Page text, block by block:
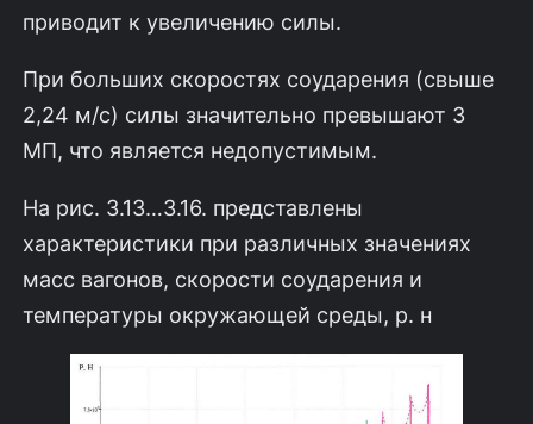
приводит к увеличению силы.
При больших скоростях соударения (свыше
2,24 м/с) силы значительно превышают 3
МП, что является недопустимым.
На рис. 3.13…3.16. представлены
характеристики при различных значени­ях
масс вагонов, скорости соударения и
температуры окружающей среды, р. н